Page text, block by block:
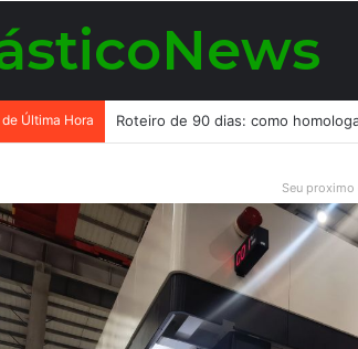
Última Hora
Seu proximo